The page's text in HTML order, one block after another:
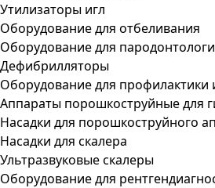
Утилизаторы игл
Оборудование для отбеливания
Оборудование для
Дефибрилляторы
Оборудование для профилактики
Аппараты порошкоструйные для
Насадки для порошкоструйного
Насадки для скалера
Ультразвуковые скалеры
Оборудование для